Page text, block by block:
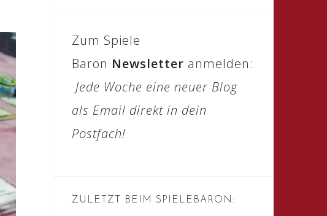
Zum Spiele
Baron Newsletter anmelden:
Jede Woche eine neuer Blog
als Email direkt in dein
Postfach!
ZULETZT BEIM SPIELEBARON: